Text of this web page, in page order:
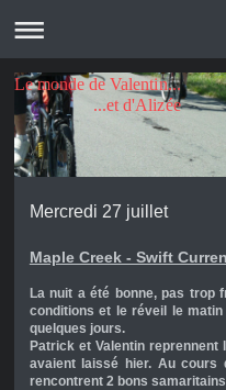
Le monde de Valentin...
...et d'Alizée
Mercredi 27 juillet
Maple Creek - Swift
La nuit a été bonne, pas trop
conditions et le réveil le
quelques jours.
Patrick et Valentin reprennent
avaient laissé hier. Au cours
rencontrent 2 bons